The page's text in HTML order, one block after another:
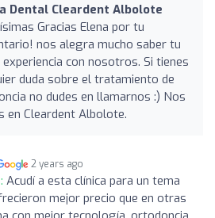
Dental Cleardent Albolote
Gracias Elena por tu
nos alegra mucho saber tu
experiencia con nosotros. Si tienes
duda sobre el tratamiento de
no dudes en llamarnos :) Nos
en Cleardent Albolote.
2 years ago
Acudí a esta clínica para un tema
mejor precio que en otras